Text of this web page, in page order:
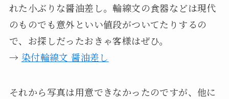
れた小ぶりな醤油差し。輪線文の食器などは現代
のものでも意外といい値段がついてたりするの
で、お探しだったおきゃ客様はぜひ。
→ 染付輪線文 醤油差し
それから写真は用意できなかったのですが、他に